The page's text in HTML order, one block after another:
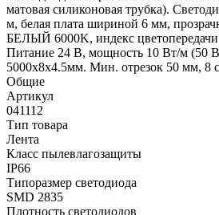
матовая силиконовая трубка).
м, белая плата шириной 6 мм,
БЕЛЫЙ 6000K, индекс цветопередачи
Питание 24 В, мощность 10 Вт/м (50
5000x8x4.5мм. Мин. отрезок 50 мм, 8
Общие
Артикул
041112
Тип товара
Лента
Класс пылевлагозащиты
IP66
Типоразмер светодиода
SMD 2835
Плотность светодиодов